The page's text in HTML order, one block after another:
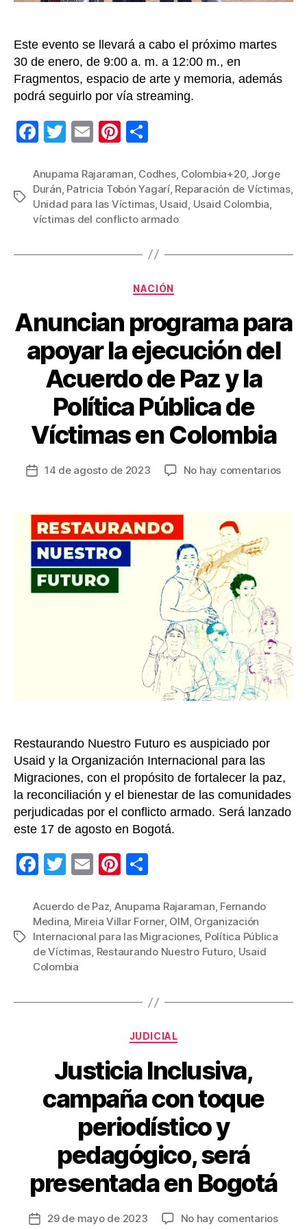
Este evento se llevará a cabo el próximo martes
30 de enero, de 9:00 a. m. a 12:00 m., en
Fragmentos, espacio de arte y memoria, además
podrá seguirlo por vía streaming.
F
c
e
b
o
T
tt
er
E
ail
Pi
er
e
st
m
p
ar
Etiquetas
Anupama Rajaraman Codhes, Colombia+20 Jorge
Durán Patricia Tobón Yagarí, Reparación de Víctimas,
Unidad para las Víctimas, Usaid Usaid Colombia
víctimas del conflicto armado
Categorías
NACIÓN
Anuncian programa para
apoyar la ejecución del
Acuerdo de Paz y la
Política Pública de
Víctimas en Colombia
Fecha
entrada
14 de agosto de 2023 No hay comentariosen
la
de
Restaurando Nuestro Futuro es auspiciado por
Usaid y la Organización Internacional para las
Migraciones, con el propósito de fortalecer la paz,
la reconciliación y el bienestar de las comunidades
perjudicadas por el conflicto armado. Será lanzado
este 17 de agosto en Bogotá.
F
c
e
b
o
o
T
tt
er
E
ail
Pi
er
e
st
m
p
ar
Etiquetas
Acuerdo de Paz, Anupama Rajaraman, Fernando
Medina, Mireia Villar Forner, OIM, Organización
Internacional para las Migraciones, Política Pública
de Víctimas, Restaurando Nuestro Futuro, Usaid
Colombia
Categorías
JUDICIAL
Justicia Inclusiva,
campaña con toque
periodístico y
pedagógico, será
presentada en Bogotá
Fecha29 de mayo de 2023 No hay comentariosen